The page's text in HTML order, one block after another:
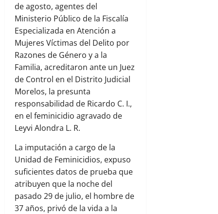
de agosto, agentes del
Ministerio Público de la Fiscalía
Especializada en Atención a
Mujeres Víctimas del Delito por
Razones de Género y a la
Familia, acreditaron ante un Juez
de Control en el Distrito Judicial
Morelos, la presunta
responsabilidad de Ricardo C. I.,
en el feminicidio agravado de
Leyvi Alondra L. R.
La imputación a cargo de la
Unidad de Feminicidios, expuso
suficientes datos de prueba que
atribuyen que la noche del
pasado 29 de julio, el hombre de
37 años, privó de la vida a la